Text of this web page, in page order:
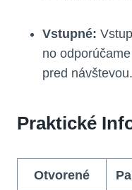
Vstupné:
no
pred návštevou.
Praktické
Otvorené